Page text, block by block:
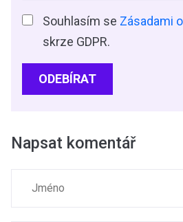
Souhlasím se Zásadami
skrze GDPR.
ODEBÍRAT
Napsat komentář